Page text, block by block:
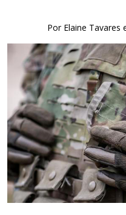
Por Elaine Tavares